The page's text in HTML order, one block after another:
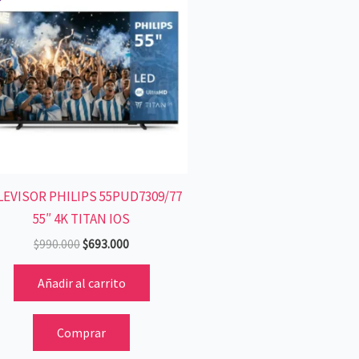
PHILIPS 55PUD7309/77
55″ 4K TITAN IOS
$990.000
era:
$990.000.
$693.000
es:
$693.000.
Añadir al carrito
Comprar